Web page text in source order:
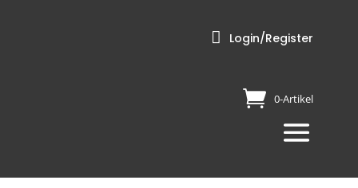
 Login/Register
0-Artikel